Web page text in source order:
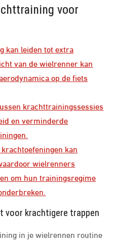
voor
kan leiden tot extra
van de wielrenner kan
op de fiets
krachttrainingssessies
en verminderde
kan
wielrenners
om hun trainingsregime
voor krachtigere trappen
in je wielrennen routine